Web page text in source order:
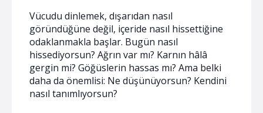
Vücudu dinlemek, dışarıdan nasıl
göründüğüne değil, içeride nasıl hissettiğine
odaklanmakla başlar. Bugün nasıl
hissediyorsun? Ağrın var mı? Karnın hâlâ
gergin mi? Göğüslerin hassas mı? Ama belki
daha da önemlisi: Ne düşünüyorsun? Kendini
nasıl tanımlıyorsun?